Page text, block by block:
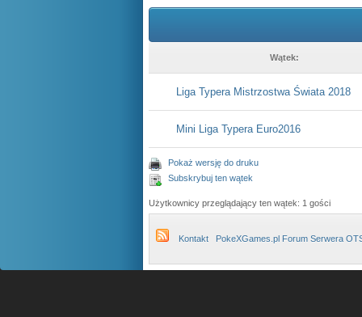
Wątek:
Liga Typera Mistrzostwa Świata 2018
Mini Liga Typera Euro2016
Pokaż wersję do druku
Subskrybuj ten wątek
Użytkownicy przeglądający ten wątek: 1 gości
Kontakt PokeXGames.pl Forum Serwera